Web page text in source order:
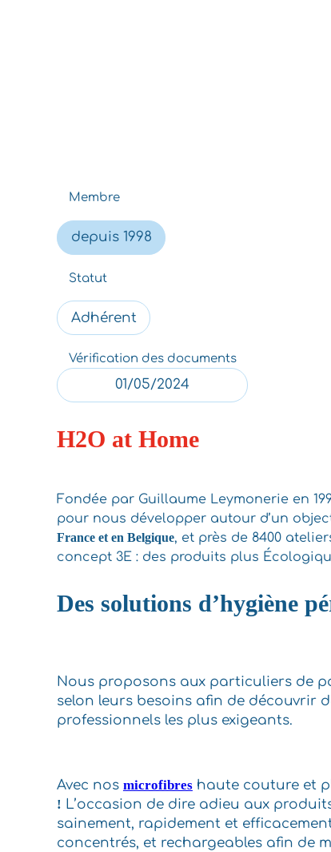
Membre
depuis 1998
Statut
Adhérent
Vérification des documents
01/05/2024
H2O at Home
Fondée par Guillaume Leymonerie en
pour nous développer autour d’un
France et en Belgique, et près de 8400
concept 3E : des produits plus
Des solutions d’hygiène
Nous proposons aux particuliers de
selon leurs besoins afin de découvrir
professionnels les plus exigeants.
Avec nos microfibreshaute couture et
! L’occasion de dire adieu aux
sainement, rapidement et
concentrés, et rechargeables afin de